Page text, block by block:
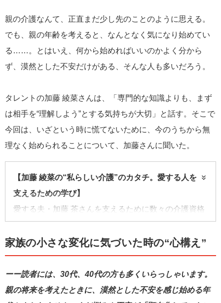
親の介護なんて、正直まだ少し先のことのように思える。
でも、親の年齢を考えると、なんとなく気になり始めてい
る……。とはいえ、何から始めればいいのかよく分から
ず、漠然とした不安だけがある、そんな人も多いだろう。
タレントの加藤 綾菜さんは、「専門的な知識よりも、まず
は相手を“理解しよう”とする気持ちが大切」と話す。そこで
今回は、いざという時に慌てないために、今のうちから無
理なく始められることについて、加藤さんに聞いた。
【加藤 綾菜の“私らしい介護”のカタチ。愛する人を
支えるための学び】
愛する夫・加藤 茶さんを支えるために数々の介護資格
通じてどんな学びや発見があったのか。本連載では、
加藤さんの実体験から介護と向き合うすべての人に役
に立つヒントをお届け。
家族の小さな変化に気づいた時の“心構え”
ーー読者には、30代、40代の方も多くいらっしゃいます。
親の将来を考えたときに、漠然とした不安を感じ始める年